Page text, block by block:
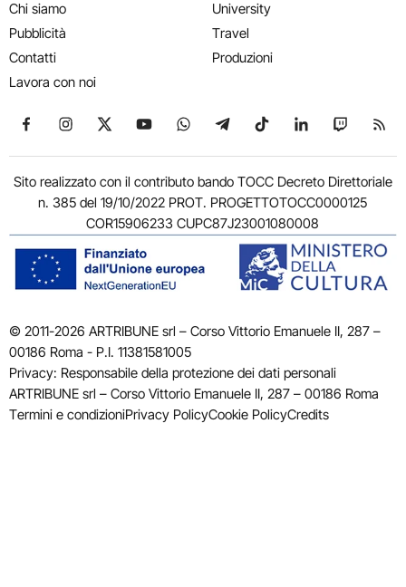
Chi siamo
Pubblicità
Contatti
Lavora con noi
University
Travel
Produzioni
Seguici su Facebook
Seguici su Instagram
Seguici su X
Seguici su YouTube
Seguici su WhatsApp
Seguici su Telegram
Seguici su TikTok
Seguici su
Seguici
Sito realizzato con il contributo bando TOCC Decreto Direttoriale
n. 385 del 19/10/2022 PROT. PROGETTOTOCC0000125
COR15906233 CUPC87J23001080008
© 2011-2026 ARTRIBUNE srl – Corso Vittorio Emanuele II, 287 –
00186 Roma - P.I. 11381581005
Privacy: Responsabile della protezione dei dati personali
ARTRIBUNE srl – Corso Vittorio Emanuele II, 287 – 00186 Roma
Termini e condizioniPrivacy PolicyCookie PolicyCredits